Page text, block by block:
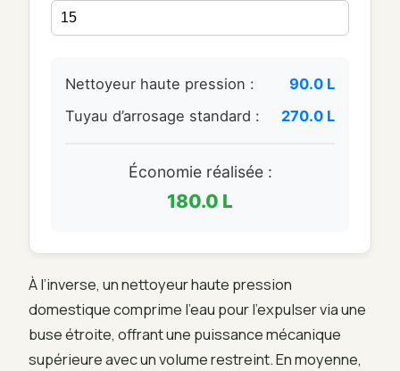
Nettoyeur haute pression :
90.0 L
Tuyau d’arrosage standard :
270.0 L
Économie réalisée :
180.0 L
À l’inverse, un nettoyeur haute pression
domestique comprime l’eau pour l’expulser via une
buse étroite, offrant une puissance mécanique
supérieure avec un volume restreint. En moyenne,